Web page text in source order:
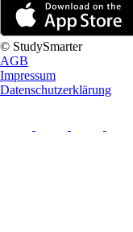
© StudySmarter
AGB
Impressum
Datenschutzerklärung